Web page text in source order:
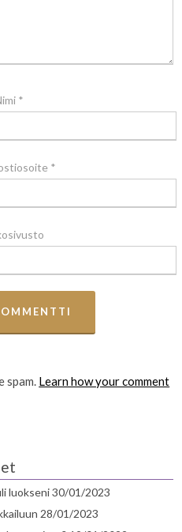
*
*
Learn how your comment
luokseni30/01/2023
28/01/2023